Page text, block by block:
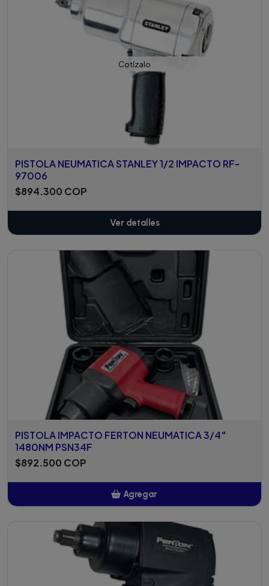
Cotízalo
PISTOLA NEUMATICA STANLEY 1/2 IMPACTO RF-
97006
$894.300 COP
Ver detalles
PISTOLA IMPACTO FERTON NEUMATICA 3/4"
1480NM PSN34F
$892.500 COP
Agregar